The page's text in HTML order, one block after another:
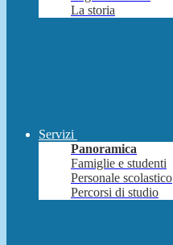
La storia
Servizi
Panoramica
Famiglie e studenti
Personale scolastico
Percorsi di studio